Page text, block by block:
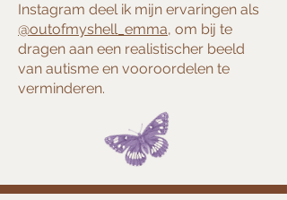
Instagram deel ik mijn ervaringen als
@outofmyshell_emma, om bij te
dragen aan een realistischer beeld
van autisme en vooroordelen te
verminderen.